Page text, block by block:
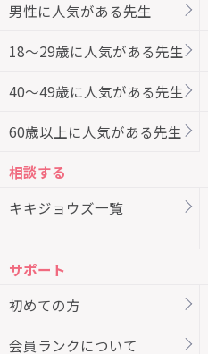
男性に人気がある先生
18～29歳に人気がある先生
40～49歳に人気がある先生
60歳以上に人気がある先生
相談する
キキジョウズ一覧
サポート
初めての方
会員ランクについて